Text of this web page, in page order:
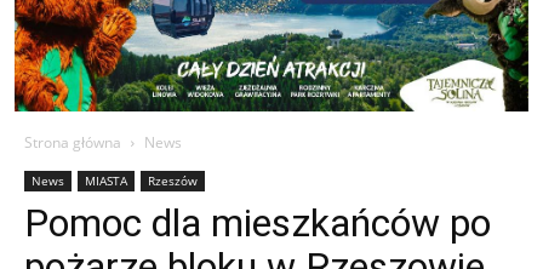
Strona główna News
News MIASTA Rzeszów
Pomoc dla mieszkańców po